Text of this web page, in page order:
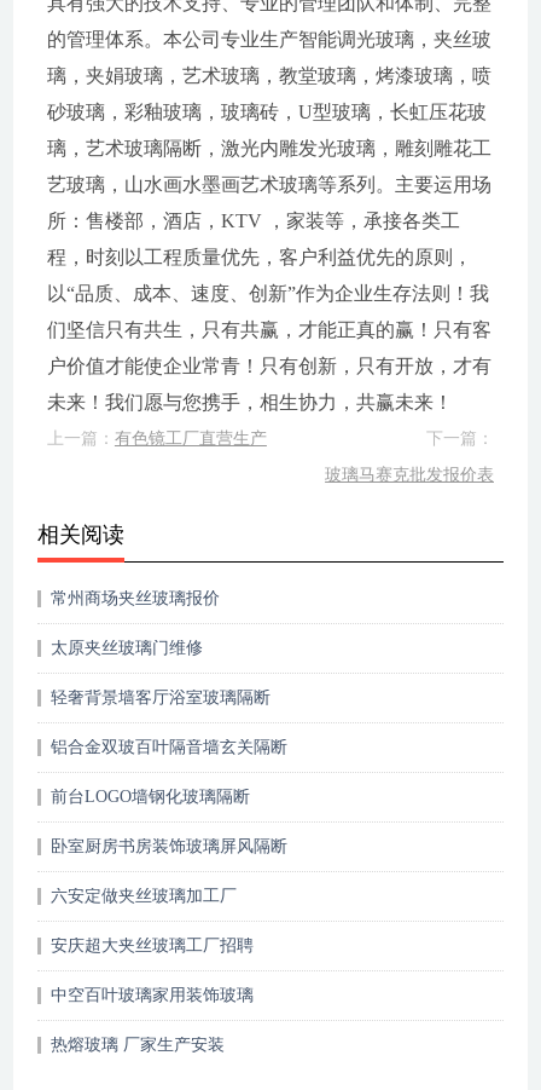
的管理体系。本公司专业生产智能调光玻璃，夹丝玻
璃，夹娟玻璃，艺术玻璃，教堂玻璃，烤漆玻璃，喷
砂玻璃，彩釉玻璃，玻璃砖，U型玻璃，长虹压花玻
璃，艺术玻璃隔断，激光内雕发光玻璃，雕刻雕花工
艺玻璃，山水画水墨画艺术玻璃等系列。主要运用场
所：售楼部，酒店，KTV ，家装等，承接各类工
程，时刻以工程质量优先，客户利益优先的原则，
以“品质、成本、速度、创新”作为企业生存法则！我
们坚信只有共生，只有共赢，才能正真的赢！只有客
户价值才能使企业常青！只有创新，只有开放，才有
未来！我们愿与您携手，相生协力，共赢未来！
上一篇： 有色镜工厂直营生产
下一篇：
玻璃马赛克批发报价表
相关阅读
常州商场夹丝玻璃报价
太原夹丝玻璃门维修
轻奢背景墙客厅浴室玻璃隔断
铝合金双玻百叶隔音墙玄关隔断
前台LOGO墙钢化玻璃隔断
卧室厨房书房装饰玻璃屏风隔断
六安定做夹丝玻璃加工厂
安庆超大夹丝玻璃工厂招聘
中空百叶玻璃家用装饰玻璃
热熔玻璃 厂家生产安装